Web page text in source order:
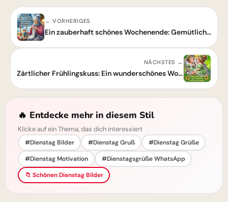
← VORHERIGES
Ein zauberhaft schönes Wochenende: Gemütliche Wärme und Herzensruhe zu Hause erleben.
NÄCHSTES →
Zärtlicher Frühlingskuss: Ein wunderschönes Wochenende für alle Herzen
🔥 Entdecke mehr in diesem Stil
Klicke auf ein Thema, das dich interessiert
#Dienstag Bilder #Dienstag Gruß
#Dienstag Grüße
#Dienstag Motivation
#Dienstagsgrüße WhatsApp
📁 Schönen Dienstag Bilder